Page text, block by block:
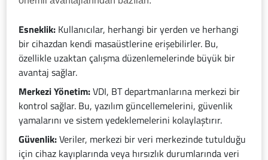
Esneklik: Kullanıcılar, herhangi bir yerden ve herhangi
bir cihazdan kendi masaüstlerine erişebilirler. Bu,
özellikle uzaktan çalışma düzenlemelerinde büyük bir
avantaj sağlar.
Merkezi Yönetim:VDI, BT departmanlarına merkezi bir
kontrol sağlar. Bu, yazılım güncellemelerini, güvenlik
yamalarını ve sistem yedeklemelerini kolaylaştırır.
Güvenlik:Veriler, merkezi bir veri merkezinde tutulduğu
için cihaz kayıplarında veya hırsızlık durumlarında veri